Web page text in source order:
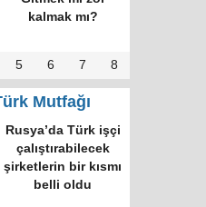
5 6 7 8
Mutfağı